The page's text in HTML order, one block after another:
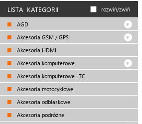
LISTA KATEGORII rozwiń/zwiń
AGD
Akcesoria GSM / GPS
Akcesoria HDMI
Akcesoria komputerowe
Akcesoria komputerowe LTC
Akcesoria motocyklowe
Akcesoria odblaskowe
Akcesoria podróżne